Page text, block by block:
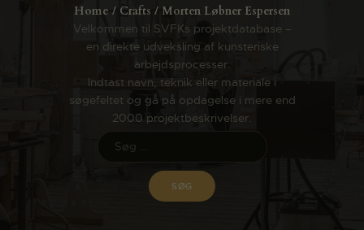
Home Crafts Morten Løbner Espersen
Velkommen til SVFKs projektdatabase –
en direkte udveksling af kunsteriske
arbejdsprocesser.
Indtast navn, teknik eller materiale i
søgefeltet og gå på opdagelse i mere end
2000 projektbeskrivelser.
ANSØG
OM SVFK
ENGLISH